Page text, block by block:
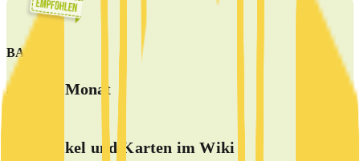
BASIS
ab /Monat
alle Artikel und Karten im Wiki